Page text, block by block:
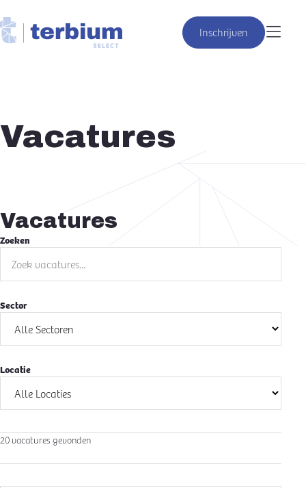
Inschrijven
Vacatures
Vacatures
Zoeken
Sector
Locatie
20 vacatures gevonden